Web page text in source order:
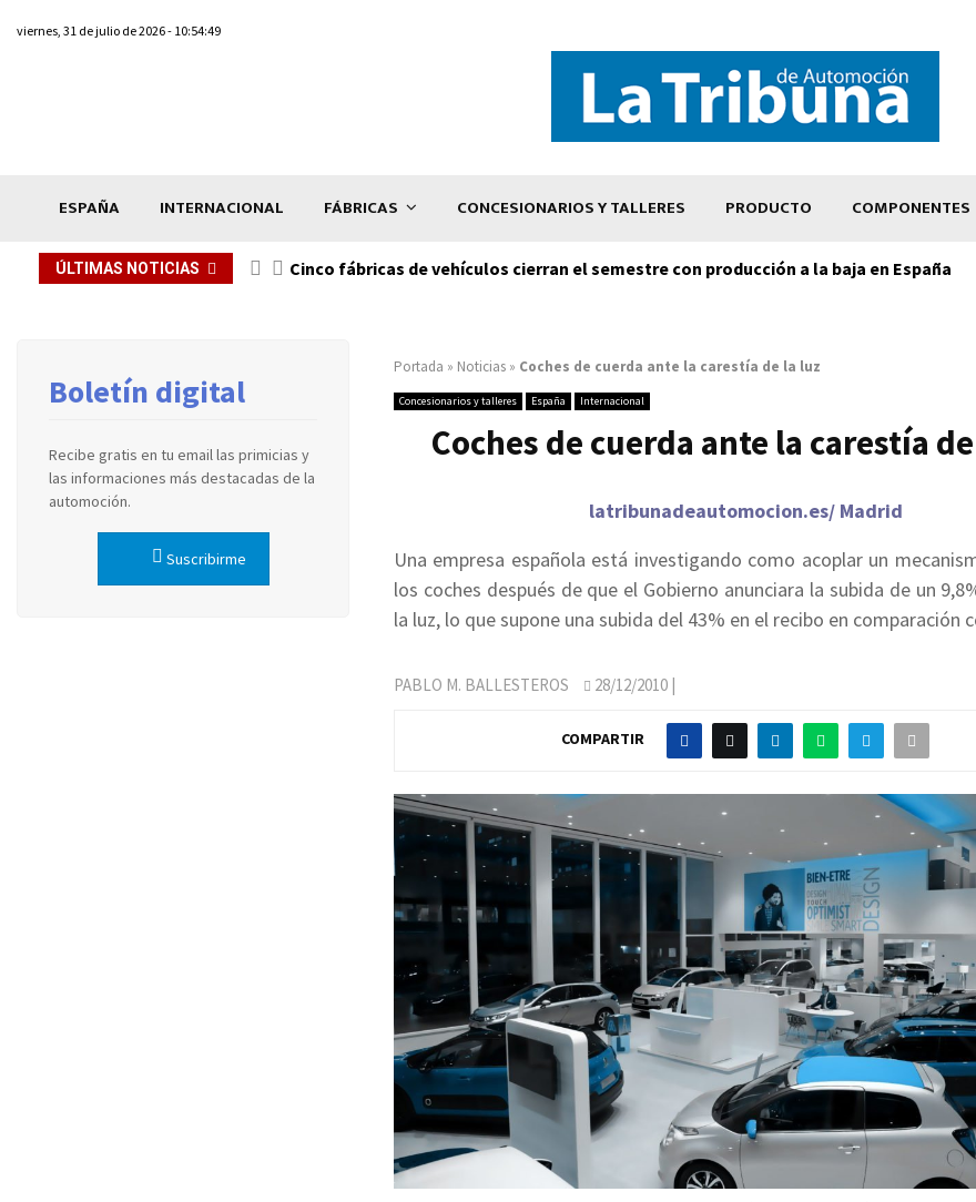
viernes, 31 de julio de 2026 - 10:54:49
ESPAÑA INTERNACIONAL FÁBRICAS CONCESIONARIOS Y TALLERES PRODUCTO COMPONENTES
ÚLTIMAS NOTICIAS Cinco fábricas de vehículos cierran el semestre con producción a la baja en España
Portada » Noticias » Coches de cuerda ante la carestía de la luz
Concesionarios y talleres España Internacional
Coches de cuerda ante la carestía
latribunadeautomocion.es/ Madrid
Una empresa española está investigando como acoplar un
los coches después de que el Gobierno anunciara la subida de un
la luz, lo que supone una subida del 43% en el recibo en comparación
PABLO M. BALLESTEROS 28/12/2010 |
COMPARTIR
Boletín digital
Recibe gratis en tu email las primicias y
las informaciones más destacadas de la
automoción.
Suscribirme